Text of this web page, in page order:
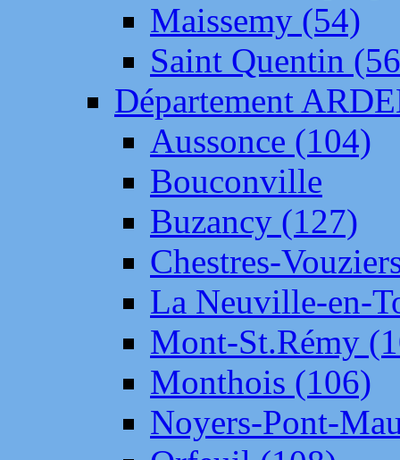
Maissemy (54)
Saint Quentin
Département
Aussonce (104)
Bouconville
Buzancy (127)
Chestres-
La Neuville-en-
Mont-St.Rémy
Monthois (106)
Noyers-Pont-